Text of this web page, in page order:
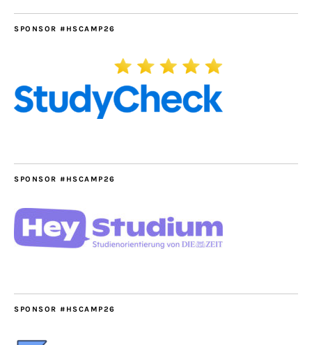
SPONSOR #HSCAMP26
SPONSOR #HSCAMP26
SPONSOR #HSCAMP26